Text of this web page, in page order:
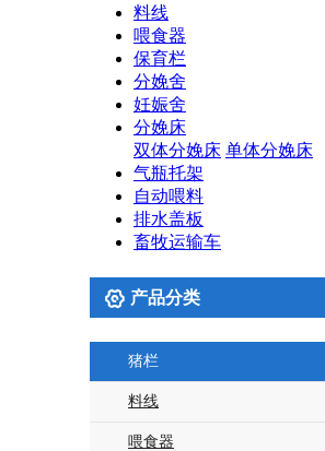
料线
喂食器
保育栏
分娩舍
妊娠舍
分娩床
双体分娩床 单体分娩床
气瓶托架
自动喂料
排水盖板
畜牧运输车
 产品分类
猪栏
料线
喂食器